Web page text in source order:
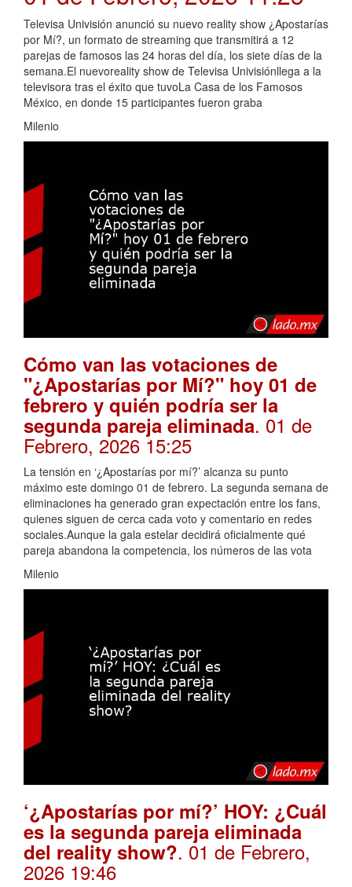
Televisa Univisión anunció su nuevo reality show ¿Apostarías
por Mí?, un formato de streaming que transmitirá a 12
parejas de famosos las 24 horas del día, los siete días de la
semana.El nuevoreality show de Televisa Univisiónllega a la
televisora tras el éxito que tuvoLa Casa de los Famosos
México, en donde 15 participantes fueron graba
Milenio
Cómo van las votaciones de
"¿Apostarías por Mí?" hoy 01 de
febrero y quién podría ser la
segunda pareja eliminada. 01 de
Febrero, 2026 15:25
La tensión en ‘¿Apostarías por mí?’ alcanza su punto
máximo este domingo 01 de febrero. La segunda semana de
eliminaciones ha generado gran expectación entre los fans,
quienes siguen de cerca cada voto y comentario en redes
sociales.Aunque la gala estelar decidirá oficialmente qué
pareja abandona la competencia, los números de las vota
Milenio
‘¿Apostarías por mí?’ HOY: ¿Cuál
es la segunda pareja eliminada
del reality show?. 01 de Febrero,
2026 19:46